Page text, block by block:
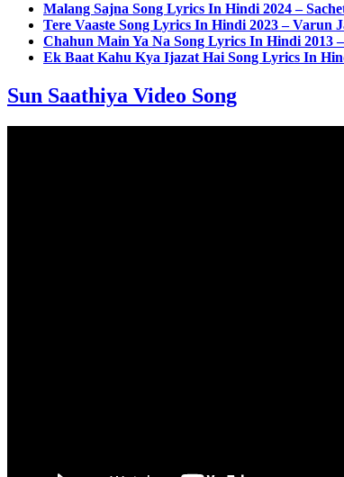
Malang Sajna Song Lyrics In Hindi 2024 –
Tere Vaaste Song Lyrics In Hindi 2023 – Varun
Chahun Main Ya Na Song Lyrics In Hindi 2013
Ek Baat Kahu Kya Ijazat Hai Song Lyrics In
Sun Saathiya Video Song